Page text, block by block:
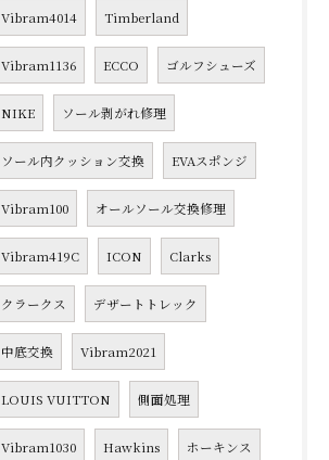
Vibram4014 Timberland
Vibram1136 ECCO ゴルフシューズ
NIKE ソール剥がれ修理
ソール内クッション交換 EVAスポンジ
Vibram100 オールソール交換修理
Vibram419C ICON Clarks
クラークス デザートトレック
中底交換 Vibram2021
LOUIS VUITTON 側面処理
Vibram1030 Hawkins ホーキンス